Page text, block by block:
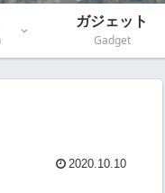
ガジェット
Gadget
2020.10.10